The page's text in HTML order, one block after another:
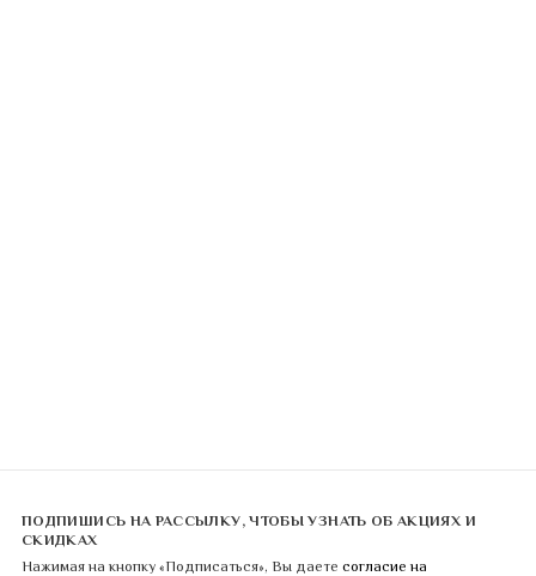
ПОДПИШИСЬ НА РАССЫЛКУ, ЧТОБЫ УЗНАТЬ ОБ АКЦИЯХ И
СКИДКАХ
Нажимая на кнопку «Подписаться», Вы даете согласие на